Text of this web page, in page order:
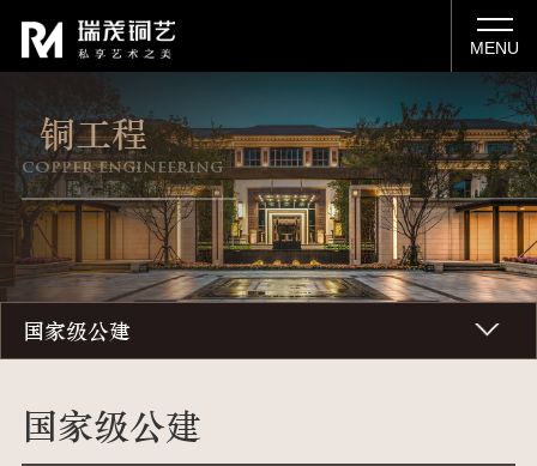
MENU
铜工程
copper engineering
国家级公建
国家级公建